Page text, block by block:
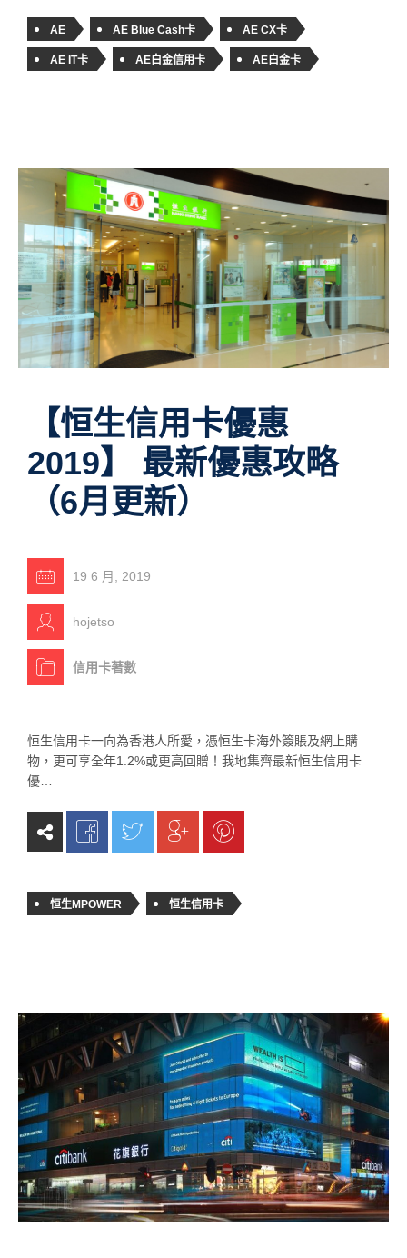
AE AE Blue Cash卡 AE CX卡
AE IT卡 AE白金信用卡 AE白金卡
【恒生信用卡優惠
2019】 最新優惠攻略
（6月更新）
19 6 月, 2019
hojetso
信用卡著數
恒生信用卡一向為香港人所愛，憑恒生卡海外簽賬及網上購
物，更可享全年1.2%或更高回贈！我地集齊最新恒生信用卡
優…
恒生MPOWER 恒生信用卡